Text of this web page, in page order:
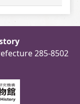
285-8502